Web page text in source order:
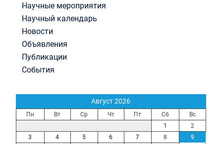
Научные мероприятия
Научный календарь
Новости
Объявления
Публикации
События
Август 2026
Пн Вт Ср Чт Пт Сб
Вс
1
2
3
4 5 6 7 8
9